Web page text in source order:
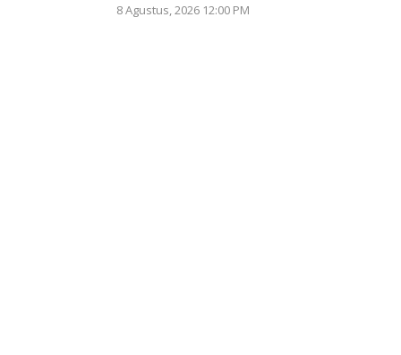
8 Agustus, 2026 12:00 PM